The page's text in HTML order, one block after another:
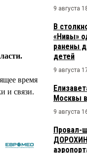
время
и связи.
9 августа
В
«Нивы»
ранены
детей
9 августа
Москвы
9 августа
Провал-